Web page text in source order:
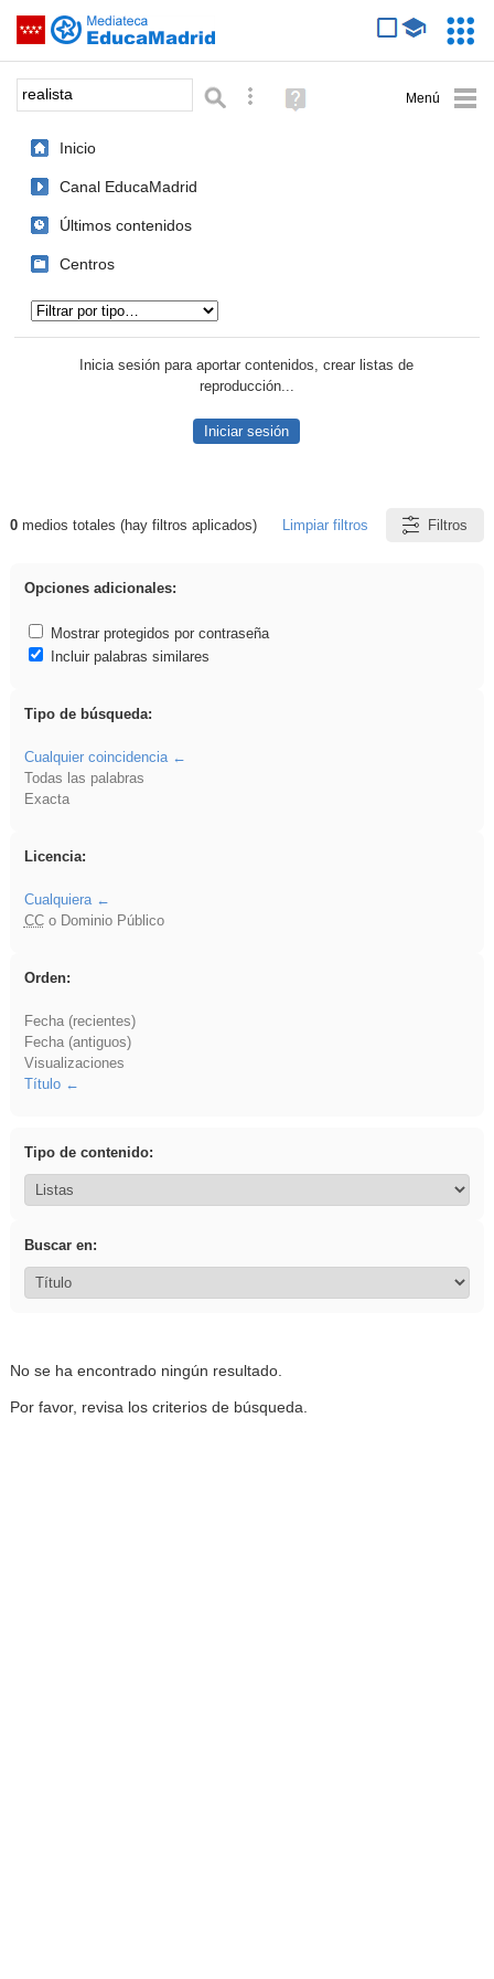
Saltar navegación
Palabra o frase: Búsqueda avanzada
Ayuda
(en
Inicio
Canal EducaMadrid
Últimos contenidos
Centros
Inicia sesión para aportar contenidos, crear listas de
reproducción...
Iniciar sesión
Resultados de: realista
0medios totales (hay filtros aplicados) Limpiar filtros Filtros
Opciones adicionales:
Mostrar protegidos por contraseña
Incluir palabras similares
Tipo de búsqueda:
Cualquier coincidencia
Todas las palabras
Exacta
Licencia:
Cualquiera
CCo Dominio Público
Orden:
Fecha (recientes)
Fecha (antiguos)
Visualizaciones
Título
Tipo de contenido:
Buscar en:
No se ha encontrado ningún resultado.
Por favor, revisa los criterios de búsqueda.